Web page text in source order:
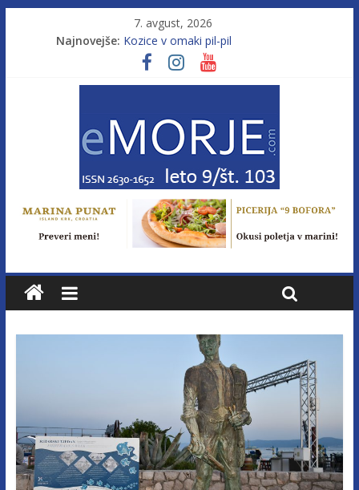
7. avgust, 2026
Najnovejše: Kozice v omaki pil-pil
Leto 9, št. 103; Licenca brez morja
Od morja do gorja 11